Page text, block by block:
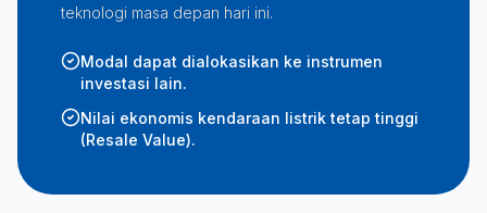
teknologi masa depan hari ini.
Modal dapat dialokasikan ke instrumen
investasi lain.
Nilai ekonomis kendaraan listrik tetap tinggi
(Resale Value).